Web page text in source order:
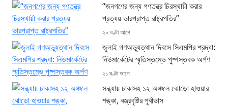
“জনগণের জন্য গণতন্ত্র চিরস্থায়ী করার
প্রত্যয় ভারপ্রাপ্ত রাষ্ট্রপতির”
২০ ঘণ্টা আগে
জুলাই গণঅভ্যুত্থান দিবসে সিএমপির শ্রদ্ধা:
নিউমার্কেটের স্মৃতিস্তম্ভে পুষ্পস্তবক অর্পণ
২১ ঘণ্টা আগে
সন্ধ্যায় ঢাকাসহ ১২ অঞ্চলে ঝোড়ো হাওয়ার
শঙ্কা, বজ্রবৃষ্টির পূর্বাভাস